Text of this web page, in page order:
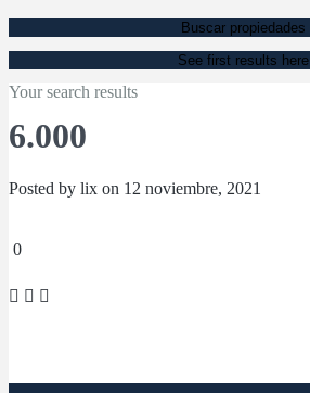
Buscar propiedades
See first results here
Your search results
6.000
Posted by lix on 12 noviembre, 2021
0